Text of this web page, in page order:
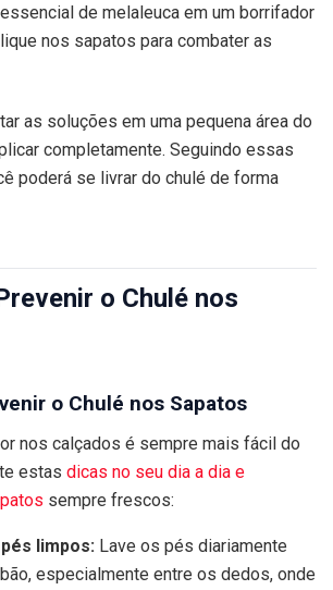
de melaleuca em um borrifador
nos sapatos para combater as
as soluções em uma pequena área do
completamente. Seguindo essas
poderá se livrar do chulé de forma
o Chulé nos
o Chulé nos Sapatos
nos calçados é sempre mais fácil do
estas dicas no seu dia a dia e
sempre frescos:
limpos: Lave os pés diariamente
especialmente entre os dedos, onde